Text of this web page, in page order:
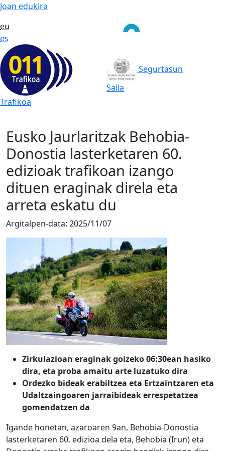
Joan edukira
eu
es
Trafikoa
Segurtasun
Saila
Eusko Jaurlaritzak Behobia-
Donostia lasterketaren 60.
edizioak trafikoan izango
dituen eraginak direla eta
arreta eskatu du
Argitalpen-data: 2025/11/07
Zirkulazioan eraginak goizeko 06:30ean hasiko
dira, eta proba amaitu arte luzatuko dira
Ordezko bideak erabiltzea eta Ertzaintzaren eta
Udaltzaingoaren jarraibideak errespetatzea
gomendatzen da
Igande honetan, azaroaren 9an, Behobia-Donostia
lasterketaren 60. edizioa dela eta, Behobia (Irun) eta